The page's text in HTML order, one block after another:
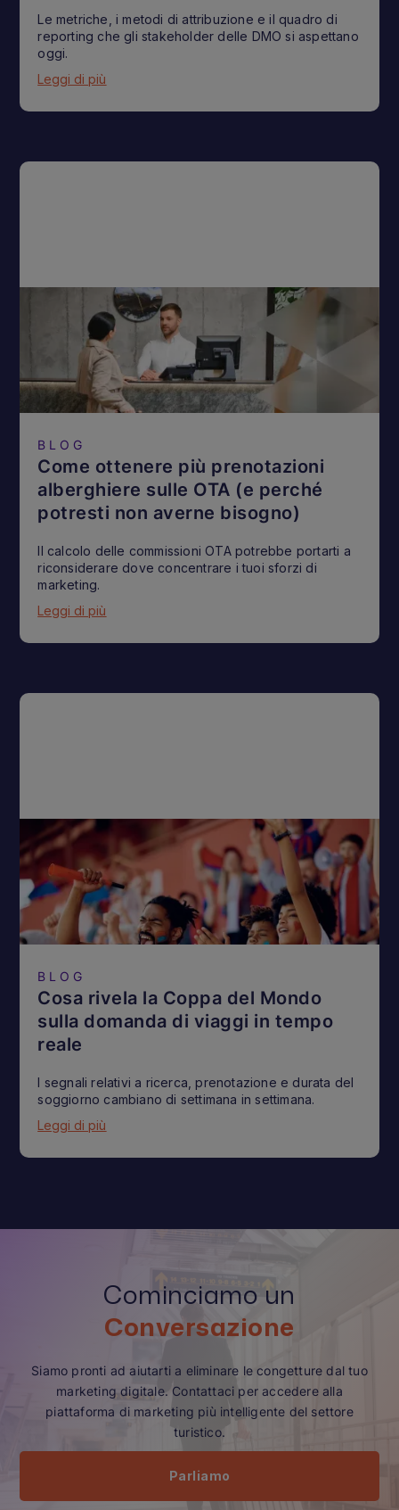
Le metriche, i metodi di attribuzione e il quadro di
reporting che gli stakeholder delle DMO si aspettano
oggi.
Leggi di più
BLOG
Come ottenere più prenotazioni
alberghiere sulle OTA (e perché
potresti non averne bisogno)
Il calcolo delle commissioni OTA potrebbe portarti a
riconsiderare dove concentrare i tuoi sforzi di
marketing.
Leggi di più
BLOG
Cosa rivela la Coppa del Mondo
sulla domanda di viaggi in tempo
reale
I segnali relativi a ricerca, prenotazione e durata del
soggiorno cambiano di settimana in settimana.
Leggi di più
Cominciamo un
Conversazione
Siamo pronti ad aiutarti a eliminare le congetture dal tuo
marketing digitale. Contattaci per accedere alla
piattaforma di marketing più intelligente del settore
turistico.
Parliamo